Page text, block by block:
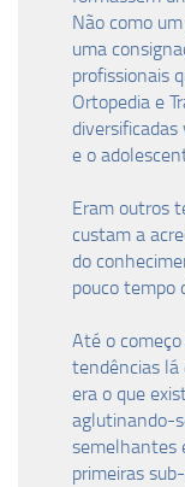
Não como
uma
profissionais
Ortopedia e
e o
Eram outros
custam a
do
pouco tempo
Até o
tendências lá
era o que
aglutinando-
semelhantes
primeiras